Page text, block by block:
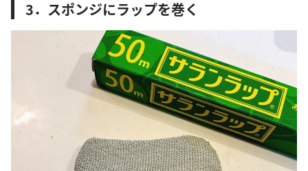
3．スポンジにラップを巻く